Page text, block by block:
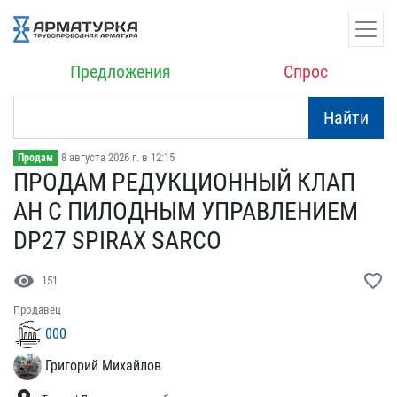
Предложения Спрос
Найти
Продам 8 августа 2026 г. в 12:15
ПРОДАМ РЕДУКЦИОННЫЙ КЛАП​
АН С ПИЛОДНЫМ УПРАВЛЕНИЕ​М
DP27 SPIRAX SARCO
visibility 151 favorite_border
Продавец
000
Григорий Михайлов